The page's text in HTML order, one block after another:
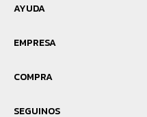
AYUDA
EMPRESA
COMPRA
SEGUINOS